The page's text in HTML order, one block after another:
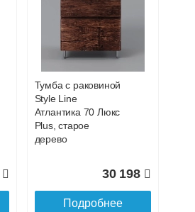
напольная Style
Line Матис 60,
крем эмаль
24 890
Подробнее
Тумба с раковиной
Style Line
Атлантика 70 Люкс
Plus, старое
дерево
30 198
Подробнее